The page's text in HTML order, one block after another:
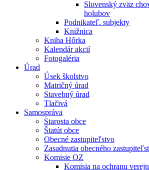
Slovenský zväz
holubov
Podnikateľ. subjekty
Knižnica
Kniha Hôrka
Kalendár akcií
Fotogaléria
Úrad
Úsek školstvo
Matričný úrad
Stavebný úrad
Tlačivá
Samospráva
Starosta obce
Štatút obce
Obecné zastupiteľstvo
Zasadnutia obecného
Komisie OZ
Komisia na ochranu